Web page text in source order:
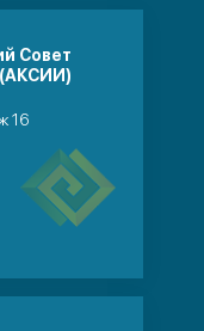
Совет
(АКСИИ)
16